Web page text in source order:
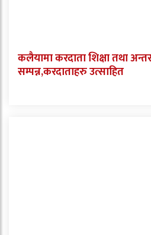
कलैयामा करदाता शिक्षा तथा
सम्पन्न,करदाताहरु उत्साहित